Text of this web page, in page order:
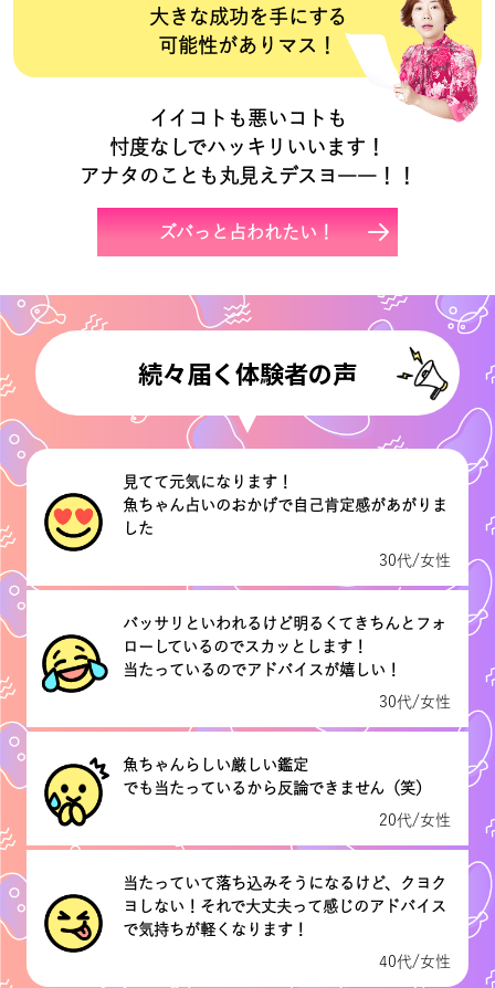
大きな成功を手にする
可能性がありマス！
イイコトも悪いコトも
忖度なしでハッキリいいます！
アナタのことも丸見えデスヨ――！！
ズバっと占われたい！
続々届く体験者の声
見てて元気になります！
魚ちゃん占いのおかげで自己肯定感があがりま
した
30代/女性
バッサリといわれるけど明るくてきちんとフォ
ローしているのでスカッとします！
当たっているのでアドバイスが嬉しい！
30代/女性
魚ちゃんらしい厳しい鑑定
でも当たっているから反論できません（笑）
20代/女性
当たっていて落ち込みそうになるけど、クヨク
ヨしない！それで大丈夫って感じのアドバイス
で気持ちが軽くなります！
40代/女性